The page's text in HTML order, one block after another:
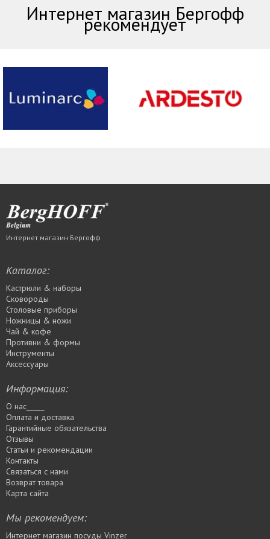
Интернет магазин Бергофф
рекомендует
Интернет магазин Бергофф
Каталог:
Кастрюли & наборы
Сковороды
Столовые приборы
Ножницы & ножи
Чай & кофе
Противни & формы
Инструменты
Аксессуары
Информация:
О нас_____
Оплата и доставка
Гарантийные обязательства
Отзывы
Статьи и рекомендации
Контакты
Связаться с нами
Возврат товара
Карта сайта
Мы рекомендуем:
Интернет магазин посуды Vinzer